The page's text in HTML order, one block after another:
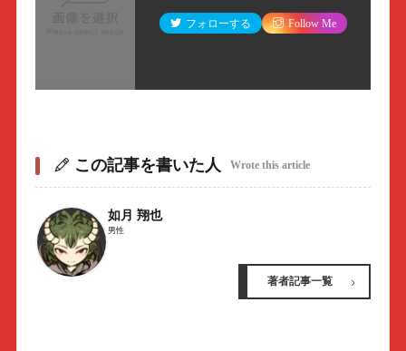
フォローする Follow Me
この記事を書いた人 Wrote this article
如月 翔也
男性
著者記事一覧